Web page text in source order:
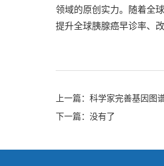
领域的原创实力。随着全
提升全球胰腺癌早诊率、
上一篇： 科学家完善基因图
下一篇：没有了